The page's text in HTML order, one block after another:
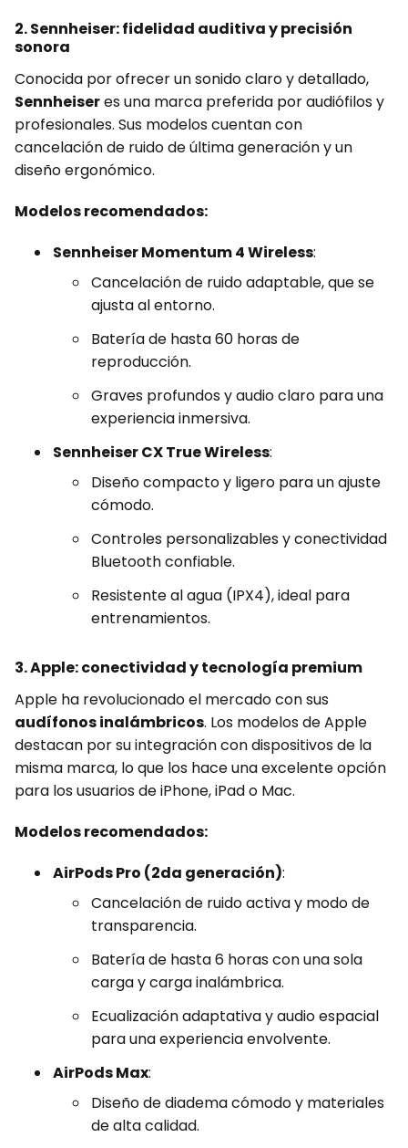
2. Sennheiser: fidelidad auditiva y precisión
sonora
Conocida por ofrecer un sonido claro y detallado,
Sennheiseres una marca preferida por audiófilos y
profesionales. Sus modelos cuentan con
cancelación de ruido de última generación y un
diseño ergonómico.
Modelos recomendados:
Sennheiser Momentum 4 Wireless:
Cancelación de ruido adaptable, que se
ajusta al entorno.
Batería de hasta 60 horas de
reproducción.
Graves profundos y audio claro para una
experiencia inmersiva.
Sennheiser CX True Wireless:
Diseño compacto y ligero para un ajuste
cómodo.
Controles personalizables y conectividad
Bluetooth confiable.
Resistente al agua (IPX4), ideal para
entrenamientos.
3. Apple: conectividad y tecnología premium
Apple ha revolucionado el mercado con sus
audífonos inalámbricos. Los modelos de Apple
destacan por su integración con dispositivos de la
misma marca, lo que los hace una excelente opción
para los usuarios de iPhone, iPad o Mac.
Modelos recomendados:
AirPods Pro (2da generación):
Cancelación de ruido activa y modo de
transparencia.
Batería de hasta 6 horas con una sola
carga y carga inalámbrica.
Ecualización adaptativa y audio espacial
para una experiencia envolvente.
AirPods Max:
Diseño de diadema cómodo y materiales
de alta calidad.